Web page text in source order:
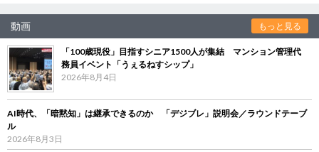
動画 もっと見る
「100歳現役」目指すシニア1500人が集結 マンション管理代
務員イベント「うぇるねすシップ」
2026年8月4日
AI時代、「暗黙知」は継承できるのか 「デジブレ」説明会／ラウンドテーブ
ル
2026年8月3日